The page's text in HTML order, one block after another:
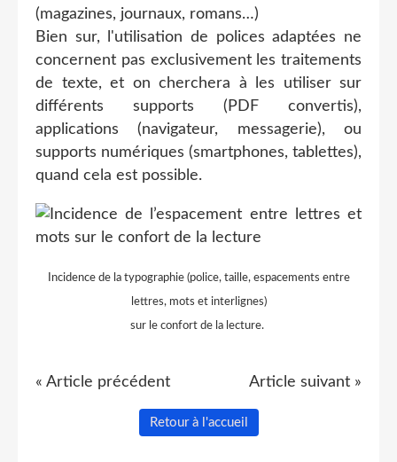
(magazines, journaux, romans…)
Bien sur, l'utilisation de polices adaptées ne
concernent pas exclusivement les traitements
de texte, et on cherchera à les utiliser sur
différents supports (PDF convertis),
applications (navigateur, messagerie), ou
supports numériques (smartphones, tablettes),
quand cela est possible.
Incidence de la typographie (police, taille, espacements entre
lettres, mots et interlignes)
sur le confort de la lecture.
« Article précédent Article suivant »
Retour à l'accueil